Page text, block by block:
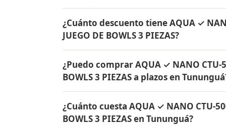
JUEGO DE BOWLS 3 PIEZAS tienen
originales Rena Ware fabricados en acero
¿Cuánto descuento tiene AQUA ✓
JUEGO DE BOWLS 3 PIEZAS?
de descuento. Contáctame por
Colombia.
¿Puedo comprar AQUA ✓ NANO CTU-
BOWLS 3 PIEZAS a plazos en
PIEZAS con solo el 10% de inicial y pagar
y todo Colombia.
¿Cuánto cuesta AQUA ✓ NANO CTU-
BOWLS 3 PIEZAS en Tununguá?